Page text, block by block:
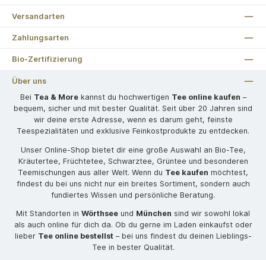
Versandarten
Zahlungsarten
Bio-Zertifizierung
Über uns
Bei Tea & Morekannst du hochwertigen Tee online kaufen –
bequem, sicher und mit bester Qualität. Seit über 20 Jahren sind
wir deine erste Adresse, wenn es darum geht, feinste
Teespezialitäten und exklusive Feinkostprodukte zu entdecken.
Unser Online-Shop bietet dir eine große Auswahl an Bio-Tee,
Kräutertee, Früchtetee, Schwarztee, Grüntee und besonderen
Teemischungen aus aller Welt. Wenn du Tee kaufen möchtest,
findest du bei uns nicht nur ein breites Sortiment, sondern auch
fundiertes Wissen und persönliche Beratung.
Mit Standorten in Wörthsee und München sind wir sowohl lokal
als auch online für dich da. Ob du gerne im Laden einkaufst oder
lieber Tee online bestellst– bei uns findest du deinen Lieblings-
Tee in bester Qualität.